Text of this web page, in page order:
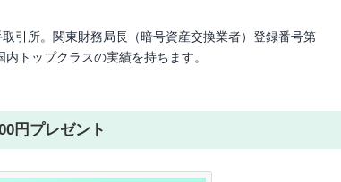
引所。関東財務局長（暗号資産交換業者）登録番号第
トップクラスの実績を持ちます。
円プレゼント